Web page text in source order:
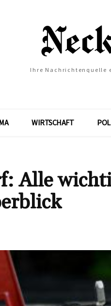
Ihre Nachrichtenquelle
WIRTSCHAFT
Alle